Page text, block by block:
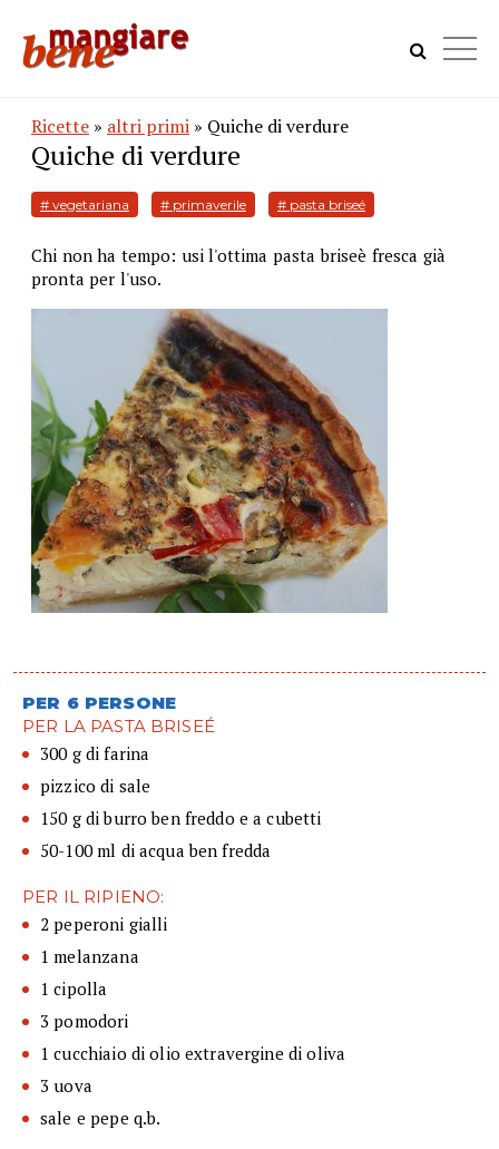
Ricette » altri primi » Quiche di verdure
Quiche di verdure
# vegetariana # primaverile # pasta briseé
Chi non ha tempo: usi l'ottima pasta briseè fresca già
pronta per l'uso.
PER 6 PERSONE
PER LA PASTA BRISEÉ
300 g di farina
pizzico di sale
150 g di burro ben freddo e a cubetti
50-100 ml di acqua ben fredda
PER IL RIPIENO:
2 peperoni gialli
1 melanzana
1 cipolla
3 pomodori
1 cucchiaio di olio extravergine di oliva
3 uova
sale e pepe q.b.